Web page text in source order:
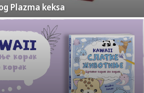
Plazma keksa